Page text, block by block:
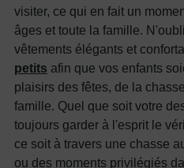
visiter, ce qui en fait un
âges et toute la famille.
vêtements élégants et
petits afin que vos enfants
plaisirs des fêtes, de la
famille. Quel que soit votre
toujours garder à l'esprit le
ce soit à travers une chasse
ou des moments privilégiés